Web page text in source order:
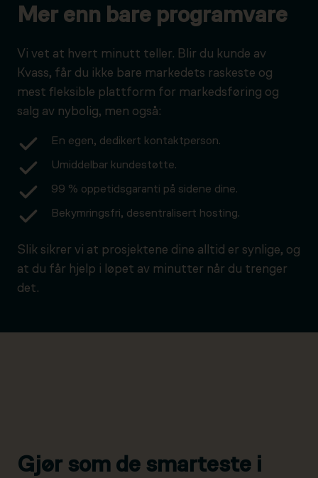
Mer enn bare programvare
Vi vet at hvert minutt teller. Blir du kunde av
Kvass, får du ikke bare markedets raskeste og
mest fleksible plattform for markedsføring og
salg av nybolig, men også:
En egen, dedikert kontaktperson.
Umiddelbar kundestøtte.
99 % oppetidsgaranti på sidene dine.
Bekymringsfri, desentralisert hosting.
Slik sikrer vi at prosjektene dine alltid er synlige, og
at du får hjelp i løpet av minutter når du trenger
det.
Gjør som de smarteste i